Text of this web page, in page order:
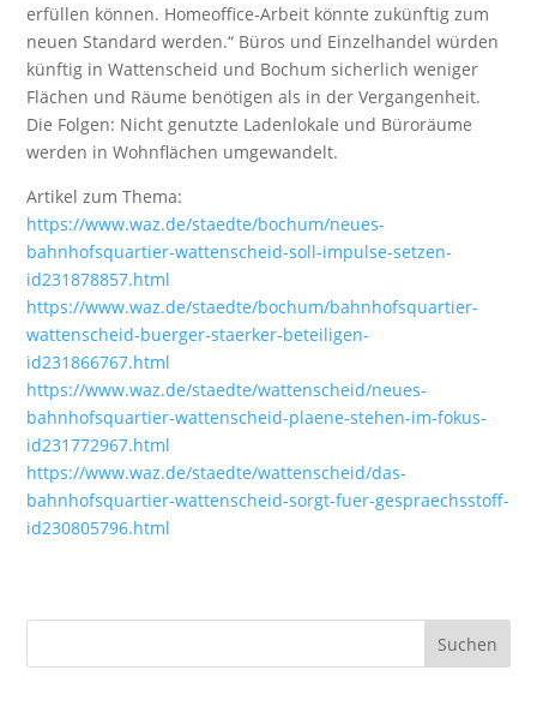
erfüllen können. Homeoffice-Arbeit könnte zukünftig zum
neuen Standard werden.“ Büros und Einzelhandel würden
künftig in Wattenscheid und Bochum sicherlich weniger
Flächen und Räume benötigen als in der Vergangenheit.
Die Folgen: Nicht genutzte Ladenlokale und Büroräume
werden in Wohnflächen umgewandelt.
Artikel zum Thema:
https://www.waz.de/staedte/bochum/neues-
bahnhofsquartier-wattenscheid-soll-impulse-setzen-
id231878857.html
https://www.waz.de/staedte/bochum/bahnhofsquartier-
wattenscheid-buerger-staerker-beteiligen-
id231866767.html
https://www.waz.de/staedte/wattenscheid/neues-
bahnhofsquartier-wattenscheid-plaene-stehen-im-fokus-
id231772967.html
https://www.waz.de/staedte/wattenscheid/das-
bahnhofsquartier-wattenscheid-sorgt-fuer-gespraechsstoff-
id230805796.html